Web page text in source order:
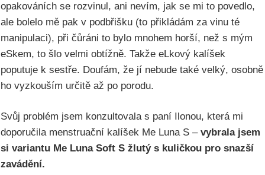
opakováních se rozvinul, ani nevím, jak se mi to povedlo,
ale bolelo mě pak v podbřišku (to přikládám za vinu té
manipulaci), při čůráni to bylo mnohem horší, než s mým
eSkem, to šlo velmi obtížně. Takže eLkový kalíšek
poputuje k sestře. Doufám, že jí nebude také velký, osobně
ho vyzkouším určitě až po porodu.
Svůj problém jsem konzultovala s paní Ilonou, která mi
doporučila menstruační kalíšek Me Luna S – vybrala jsem
si variantu Me Luna Soft S žlutý s kuličkou pro snazší
zavádění.